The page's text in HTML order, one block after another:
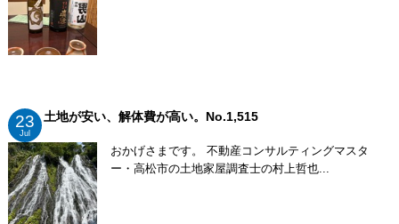
23
Jul
土地が安い、解体費が高い。No.1,515
おかげさまです。 不動産コンサルティングマスタ
ー・高松市の土地家屋調査士の村上哲也...